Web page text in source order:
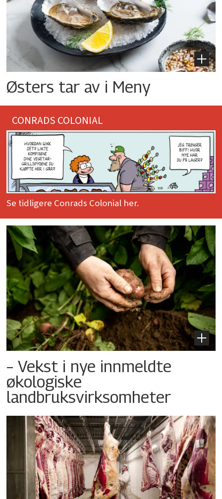
Østers tar av i Meny
CONRADS COLONIAL
Se tidligere Conrads Colonial her.
– Vekst i nye innmeldte
økologiske
landbruksvirksomheter